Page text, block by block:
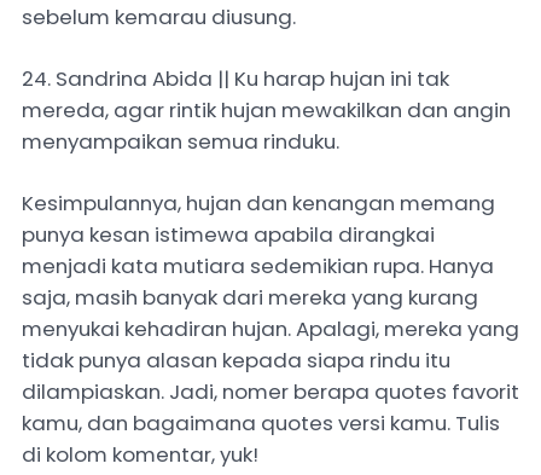
sebelum kemarau diusung.
24. Sandrina Abida || Ku harap hujan ini tak
mereda, agar rintik hujan mewakilkan dan angin
menyampaikan semua rinduku.
Kesimpulannya, hujan dan kenangan memang
punya kesan istimewa apabila dirangkai
menjadi kata mutiara sedemikian rupa. Hanya
saja, masih banyak dari mereka yang kurang
menyukai kehadiran hujan. Apalagi, mereka yang
tidak punya alasan kepada siapa rindu itu
dilampiaskan. Jadi, nomer berapa quotes favorit
kamu, dan bagaimana quotes versi kamu. Tulis
di kolom komentar, yuk!